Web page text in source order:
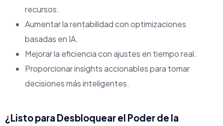
recursos.
Aumentar la rentabilidad con optimizaciones
basadas en IA.
Mejorar la eficiencia con ajustes en tiempo real.
Proporcionar insights accionables para tomar
decisiones más inteligentes.
¿Listo para Desbloquear el Poder de la